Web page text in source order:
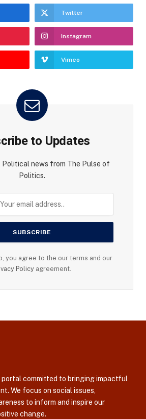
Twitter
Instagram
Vimeo
to Updates
news from The Pulse of
Politics.
you agree to the our terms and our
Policy agreement.
portal committed to bringing impactful
We focus on social issues,
to inform and inspire our
change.